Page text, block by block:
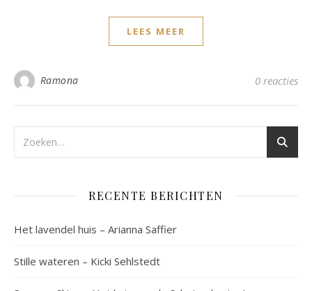
LEES MEER
Ramona 0 reacties
RECENTE BERICHTEN
Het lavendel huis – Arianna Saffier
Stille wateren – Kicki Sehlstedt